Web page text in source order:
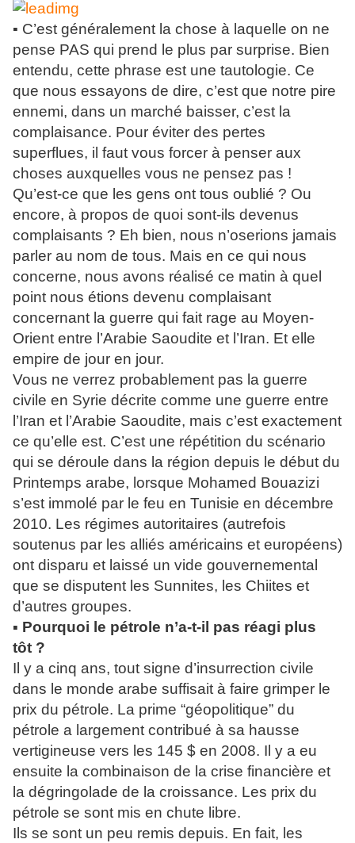
▪ C’est généralement la chose à laquelle on ne
pense PAS qui prend le plus par surprise. Bien
entendu, cette phrase est une tautologie. Ce
que nous essayons de dire, c’est que notre pire
ennemi, dans un marché baisser, c’est la
complaisance. Pour éviter des pertes
superflues, il faut vous forcer à penser aux
choses auxquelles vous ne pensez pas !
Qu’est-ce que les gens ont tous oublié ? Ou
encore, à propos de quoi sont-ils devenus
complaisants ? Eh bien, nous n’oserions jamais
parler au nom de tous. Mais en ce qui nous
concerne, nous avons réalisé ce matin à quel
point nous étions devenu complaisant
concernant la guerre qui fait rage au Moyen-
Orient entre l’Arabie Saoudite et l’Iran. Et elle
empire de jour en jour.
Vous ne verrez probablement pas la guerre
civile en Syrie décrite comme une guerre entre
l’Iran et l’Arabie Saoudite, mais c’est exactement
ce qu’elle est. C’est une répétition du scénario
qui se déroule dans la région depuis le début du
Printemps arabe, lorsque Mohamed Bouazizi
s’est immolé par le feu en Tunisie en décembre
2010. Les régimes autoritaires (autrefois
soutenus par les alliés américains et européens)
ont disparu et laissé un vide gouvernemental
que se disputent les Sunnites, les Chiites et
d’autres groupes.
▪ Pourquoi le pétrole n’a-t-il pas réagi plus
tôt ?
Il y a cinq ans, tout signe d’insurrection civile
dans le monde arabe suffisait à faire grimper le
prix du pétrole. La prime “géopolitique” du
pétrole a largement contribué à sa hausse
vertigineuse vers les 145 $ en 2008. Il y a eu
ensuite la combinaison de la crise financière et
la dégringolade de la croissance. Les prix du
pétrole se sont mis en chute libre.
Ils se sont un peu remis depuis. En fait, les